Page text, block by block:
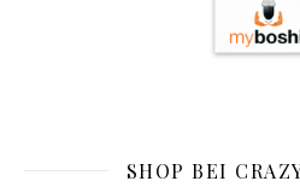
SHOP BEI